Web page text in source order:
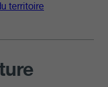
territoire